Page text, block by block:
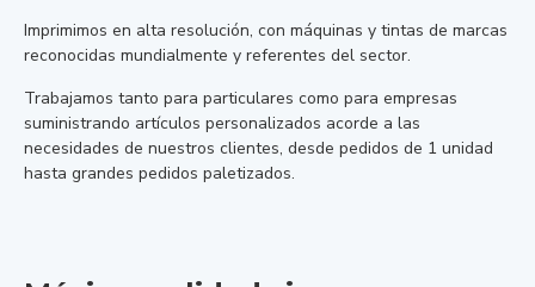
Imprimimos en alta resolución, con máquinas y tintas de marcas
reconocidas mundialmente y referentes del sector.
Trabajamos tanto para particulares como para empresas
suministrando artículos personalizados acorde a las
necesidades de nuestros clientes, desde pedidos de 1 unidad
hasta grandes pedidos paletizados.